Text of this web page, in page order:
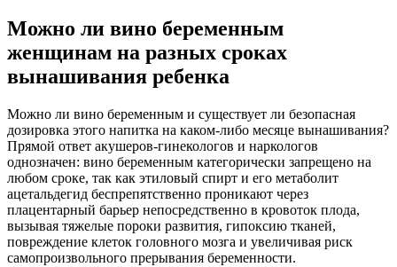
Можно ли вино беременным
женщинам на разных сроках
вынашивания ребенка
Можно ли вино беременным и существует ли безопасная
дозировка этого напитка на каком-либо месяце вынашивания?
Прямой ответ акушеров-гинекологов и наркологов
однозначен: вино беременным категорически запрещено на
любом сроке, так как этиловый спирт и его метаболит
ацетальдегид беспрепятственно проникают через
плацентарный барьер непосредственно в кровоток плода,
вызывая тяжелые пороки развития, гипоксию тканей,
повреждение клеток головного мозга и увеличивая риск
самопроизвольного прерывания беременности.